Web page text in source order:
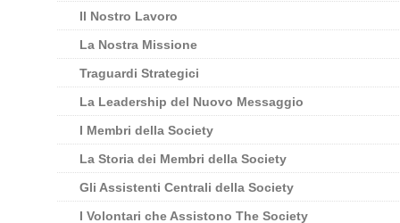
Il Nostro Lavoro
La Nostra Missione
Traguardi Strategici
La Leadership del Nuovo Messaggio
I Membri della Society
La Storia dei Membri della Society
Gli Assistenti Centrali della Society
I Volontari che Assistono The Society